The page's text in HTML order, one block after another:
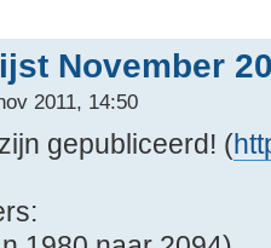
November
2011, 14:50
gepubliceerd! (